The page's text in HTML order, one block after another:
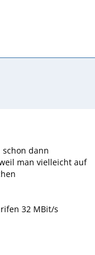
schon dann
man vielleicht auf
32 MBit/s